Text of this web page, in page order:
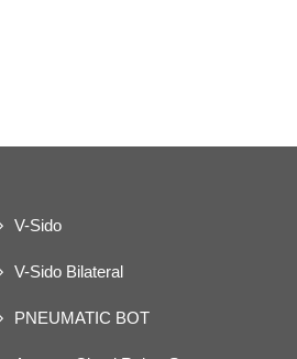
V-Sido
V-Sido Bilateral
PNEUMATIC BOT